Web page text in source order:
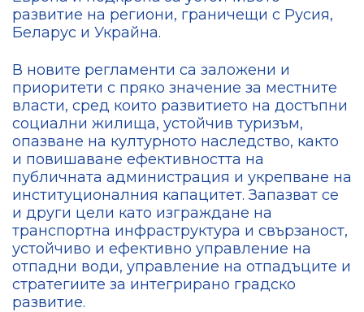
развитие на региони, граничещи с Русия,
Беларус и Украйна.
В новите регламенти са заложени и
приоритети с пряко значение за местните
власти, сред които развитието на достъпни
социални жилища, устойчив туризъм,
опазване на културното наследство, както
и повишаване ефективността на
публичната администрация и укрепване на
институционалния капацитет. Запазват се
и други цели като изграждане на
транспортна инфраструктура и свързаност,
устойчиво и ефективно управление на
отпадни води, управление на отпадъците и
стратегиите за интегрирано градско
развитие.